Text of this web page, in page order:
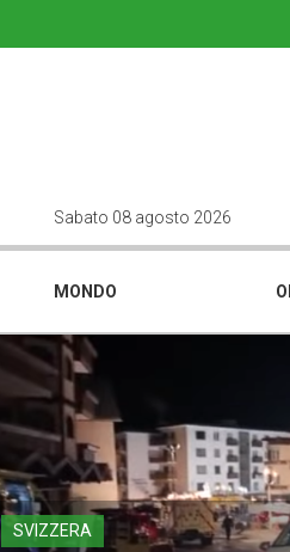
Sabato 08 agosto 2026
MONDO
SVIZZERA